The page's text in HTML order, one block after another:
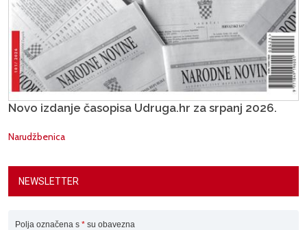
Novo izdanje časopisa Udruga.hr za srpanj 2026.
Narudžbenica
NEWSLETTER
Polja označena s * su obavezna